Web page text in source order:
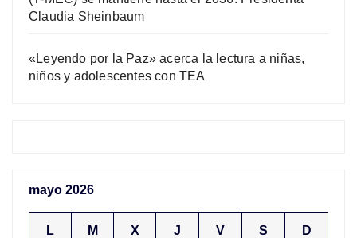
Claudia Sheinbaum
«Leyendo por la Paz» acerca la lectura a niñas,
niños y adolescentes con TEA
mayo 2026
L M X J V S D